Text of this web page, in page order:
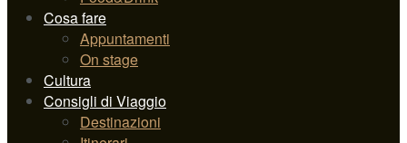
Cosa fare
Appuntamenti
On stage
Cultura
Consigli di Viaggio
Destinazioni